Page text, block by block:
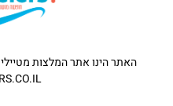
האתר הינו אתר המלצות